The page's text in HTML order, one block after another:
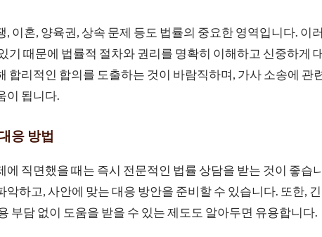
, 이혼, 양육권, 상속 문제 등도 법률의 중요한 영역입니다. 이
기 때문에 법률적 절차와 권리를 명확히 이해하고 신중하게
합리적인 합의를 도출하는 것이 바람직하며, 가사 소송에 관
이 됩니다.
응 방법
에 직면했을 때는 즉시 전문적인 법률 상담을 받는 것이 좋습
악하고, 사안에 맞는 대응 방안을 준비할 수 있습니다. 또한,
부담 없이 도움을 받을 수 있는 제도도 알아두면 유용합니다.